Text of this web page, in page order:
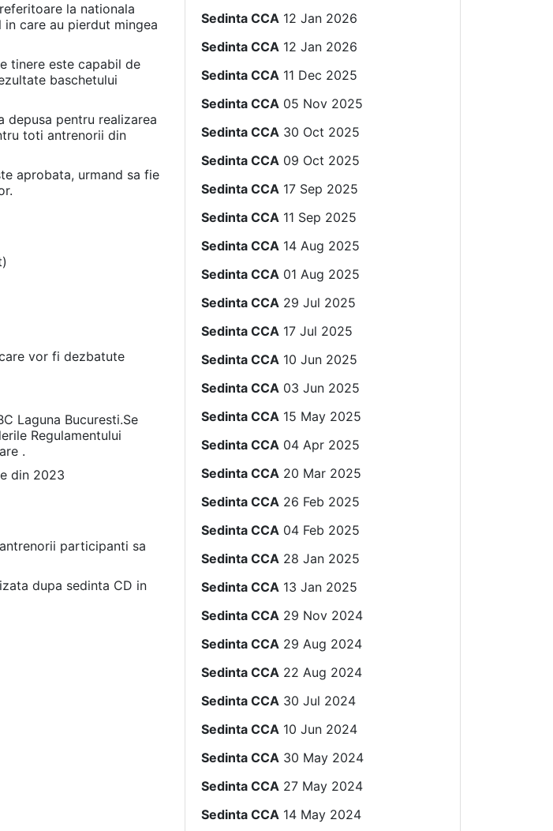
la nationala
care au pierdut mingea
tinere este capabil de
baschetului
depusa pentru realizarea
toti antrenorii din
aprobata, urmand sa fie
vor fi dezbatute
Laguna Bucuresti.Se
Regulamentului
.
din 2023
participanti sa
dupa sedinta CD in
Sedinta CCA 12 Jan 2026
Sedinta CCA 12 Jan 2026
Sedinta CCA 11 Dec 2025
Sedinta CCA 05 Nov 2025
Sedinta CCA 30 Oct 2025
Sedinta CCA 09 Oct 2025
Sedinta CCA 17 Sep 2025
Sedinta CCA 11 Sep 2025
Sedinta CCA 14 Aug 2025
Sedinta CCA 01 Aug 2025
Sedinta CCA 29 Jul 2025
Sedinta CCA 17 Jul 2025
Sedinta CCA 10 Jun 2025
Sedinta CCA 03 Jun 2025
Sedinta CCA 15 May 2025
Sedinta CCA 04 Apr 2025
Sedinta CCA 20 Mar 2025
Sedinta CCA 26 Feb 2025
Sedinta CCA 04 Feb 2025
Sedinta CCA 28 Jan 2025
Sedinta CCA 13 Jan 2025
Sedinta CCA 29 Nov 2024
Sedinta CCA 29 Aug 2024
Sedinta CCA 22 Aug 2024
Sedinta CCA 30 Jul 2024
Sedinta CCA 10 Jun 2024
Sedinta CCA 30 May 2024
Sedinta CCA 27 May 2024
Sedinta CCA 14 May 2024